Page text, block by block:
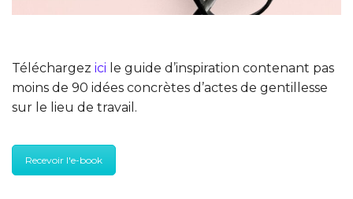
Téléchargez ici le guide d’inspiration contenant pas
moins de 90 idées concrètes d’actes de gentillesse
sur le lieu de travail.
Recevoir l'e-book